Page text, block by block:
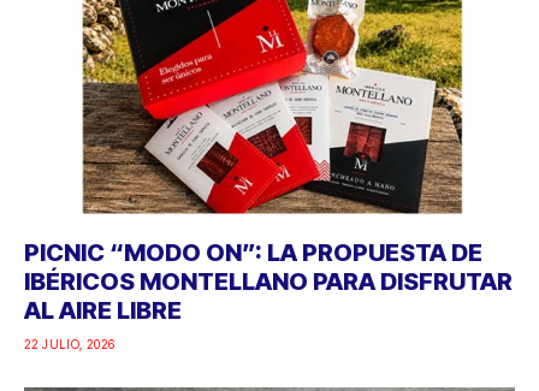
PICNIC “MODO ON”: LA PROPUESTA DE
IBÉRICOS MONTELLANO PARA DISFRUTAR
AL AIRE LIBRE
22 JULIO, 2026